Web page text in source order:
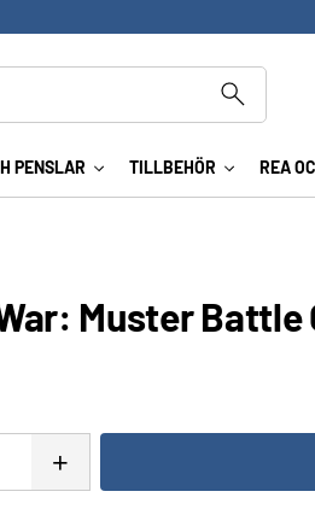
PENSLAR TILLBEHÖR REA
Muster Battle
+